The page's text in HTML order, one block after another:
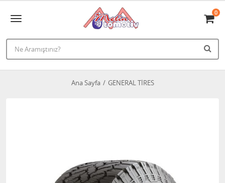
0
Ana Sayfa GENERAL TİRES